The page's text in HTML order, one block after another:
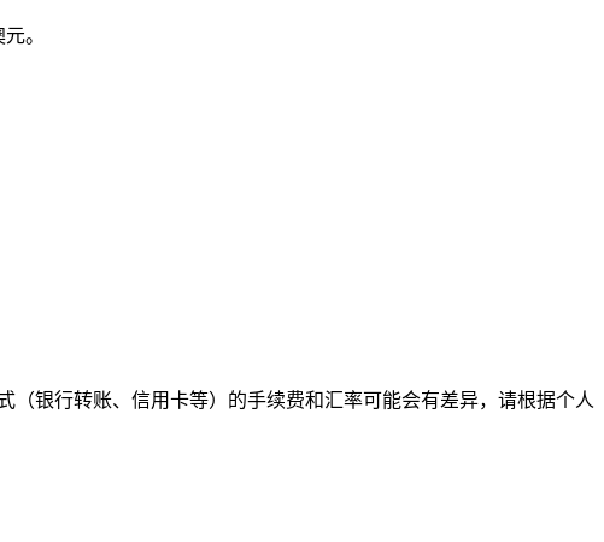
。
银行转账、信用卡等）的手续费和汇率可能会有差异，请根据个人